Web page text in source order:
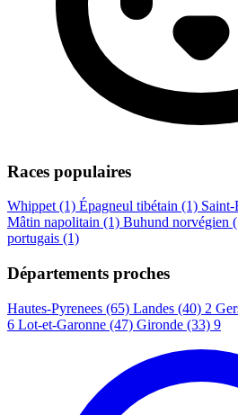
Races populaires
Whippet (1) Épagneul tibétain (1) Saint-
Mâtin napolitain (1) Buhund norvégien
portugais (1)
Départements proches
Hautes-Pyrenees (65) Landes (40) 2
6 Lot-et-Garonne (47) Gironde (33) 9